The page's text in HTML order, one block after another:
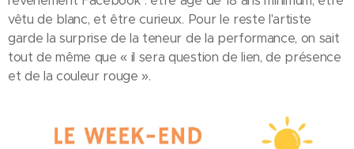
vêtu de blanc, et être curieux. Pour le reste l'artiste
garde la surprise de la teneur de la performance, on sait
tout de même que « il sera question de lien, de présence
et de la couleur rouge ».